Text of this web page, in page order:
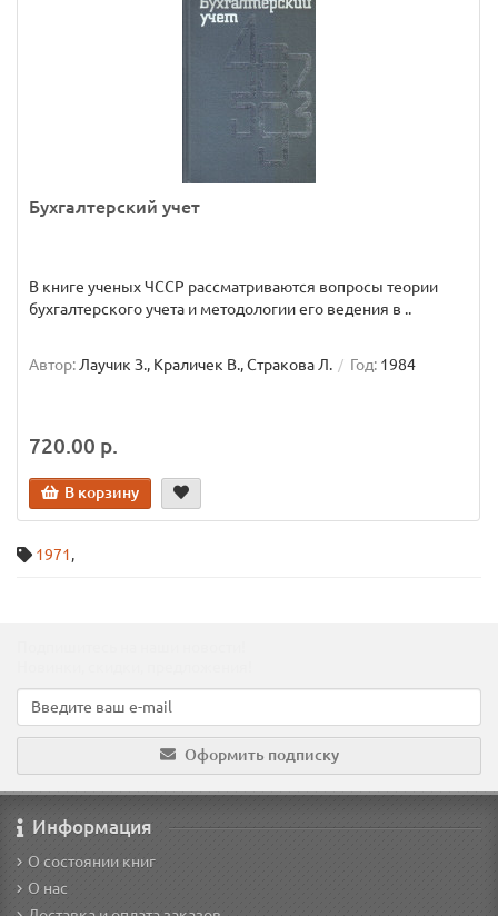
Бухгалтерский учет
В книге ученых ЧССР рассматриваются вопросы теории
бухгалтерского учета и методологии его ведения в ..
Автор: Лаучик З., Краличек В., Стракова Л. Год: 1984
720.00 р.
В корзину
1971,
Оформить подписку
Информация
О состоянии книг
О нас